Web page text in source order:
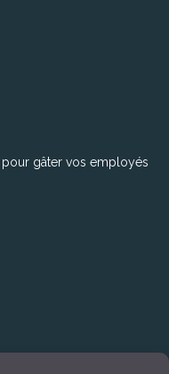
gâter vos employés